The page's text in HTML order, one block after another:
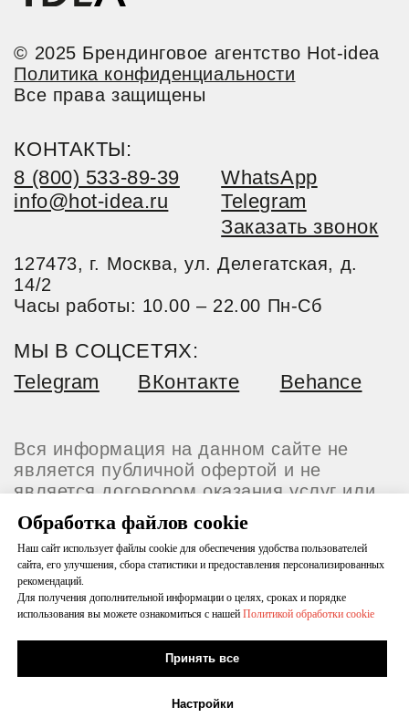
Обработка файлов cookie
Наш сайт использует файлы cookie для обеспечения удобства пользователей
сайта, его улучшения, сбора статистики и предоставления персонализированных
рекомендаций.
Для получения дополнительной информации о целях, сроках и порядке
использования вы можете ознакомиться с нашей Политикой обработки cookie
Принять все
Настройки